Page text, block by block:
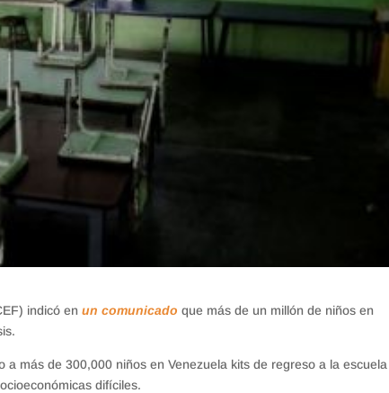
indicó enun comunicado que más de un millón de niños en
más de 300,000 niños en Venezuela kits de regreso a la escuela
difíciles.